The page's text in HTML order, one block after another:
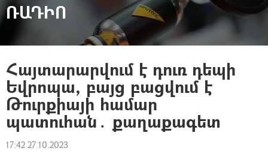
ՌԱԴԻՈ
Հայտարարվում է դուռ դեպի
Եվրոպա, բայց բացվում է
Թուրքիայի համար
պատուհան․ քաղաքագետ
17:42 27.10.2023